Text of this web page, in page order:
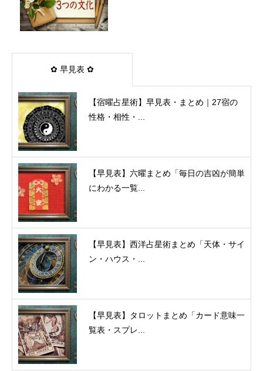
✿ 早見表 ✿
【宿曜占星術】早見表・まとめ｜27宿の
性格・相性・...
【早見表】六曜まとめ「毎日の吉凶が簡単
にわかる一覧...
【早見表】西洋占星術まとめ「天体・サイ
ン・ハウス・...
【早見表】タロットまとめ「カード意味一
覧表・スプレ...